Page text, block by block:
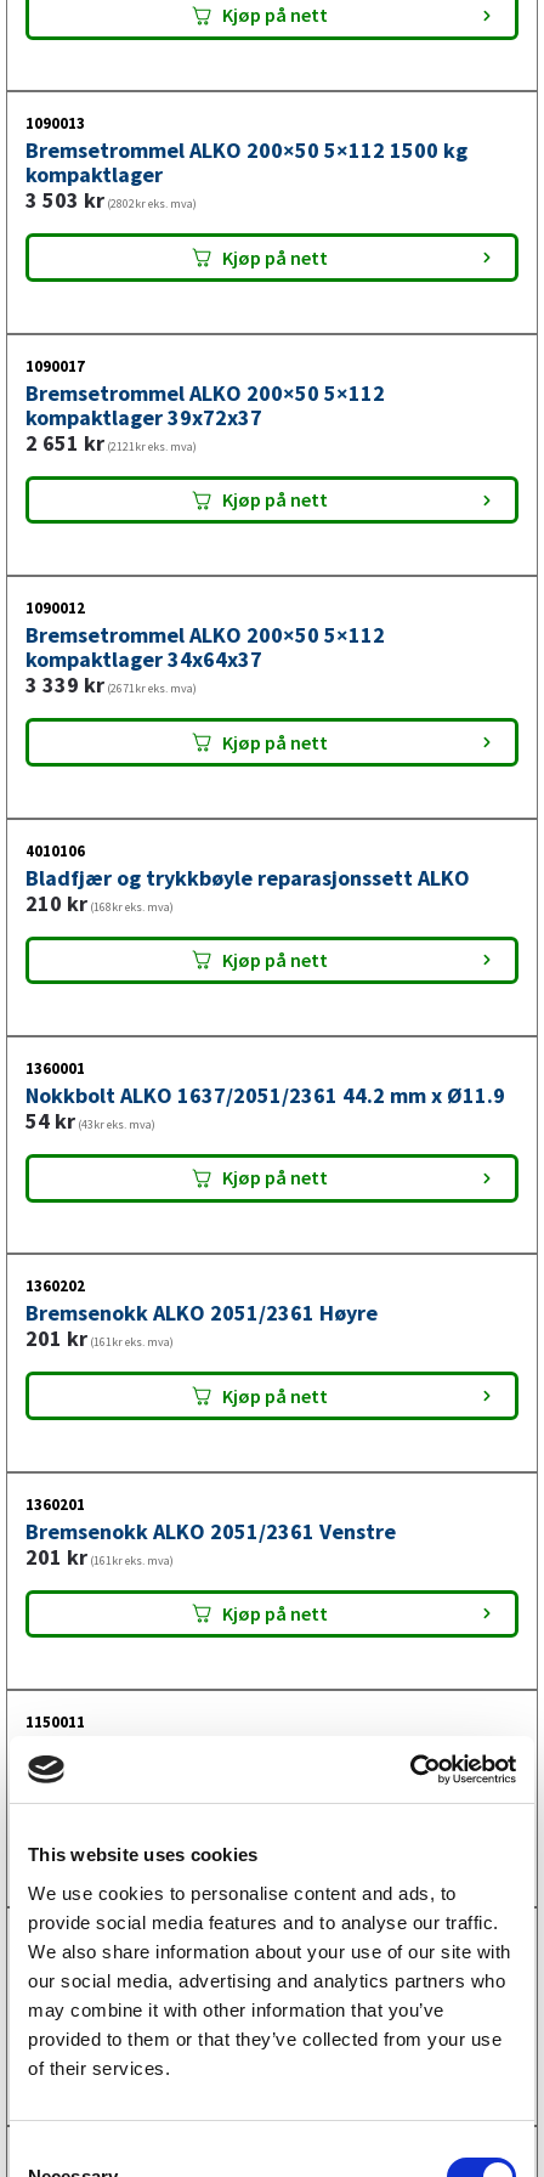
This website uses cookies
We use cookies to personalise content and ads, to
provide social media features and to analyse our traffic.
We also share information about your use of our site with
our social media, advertising and analytics partners who
may combine it with other information that you’ve
provided to them or that they’ve collected from your use
of their services.
Kjøp på nett
1090013
Bremsetrommel ALKO 200×50 5×112 1500 kg
kompaktlager
3 503 kr (2802kr eks. mva)
Kjøp på nett
1090017
Bremsetrommel ALKO 200×50 5×112
kompaktlager 39x72x37
2 651 kr (2121kr eks. mva)
Kjøp på nett
1090012
Bremsetrommel ALKO 200×50 5×112
kompaktlager 34x64x37
3 339 kr (2671kr eks. mva)
Kjøp på nett
4010106
Bladfjær og trykkbøyle reparasjonssett ALKO
210 kr (168kr eks. mva)
Kjøp på nett
1360001
Nokkbolt ALKO 1637/2051/2361 44.2 mm x Ø11.9
54 kr (43kr eks. mva)
Kjøp på nett
1360202
Bremsenokk ALKO 2051/2361 Høyre
201 kr (161kr eks. mva)
Kjøp på nett
1360201
Bremsenokk ALKO 2051/2361 Venstre
201 kr (161kr eks. mva)
Kjøp på nett
1150011
Dragstykke ALKO
193
4010091
Platehalvdel ALKO 23 mm
108kr
Kjøp på nett